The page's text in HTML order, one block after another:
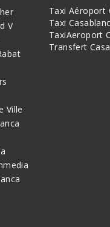
V
Ville
Taxi Aéroport
Taxi
TaxiAeroport
Transfert